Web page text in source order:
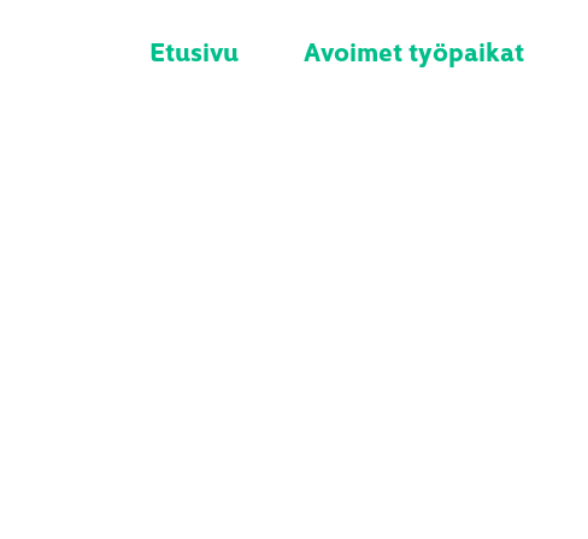
Etusivu Avoimet työpaikat